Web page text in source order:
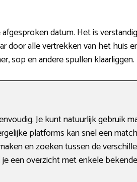
datum. Het is
alle vertrekken van het huis
sop en andere spullen klaarliggen.
Je kunt natuurlijk gebruik
platforms kan snel een
en zoeken tussen de
een overzicht met enkele